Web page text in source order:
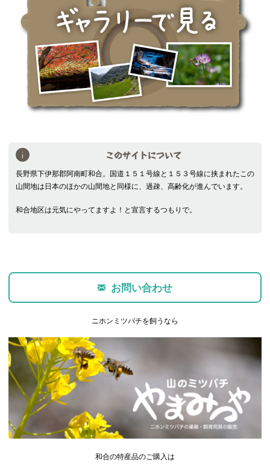
このサイトについて
長野県下伊那郡阿南町和合。国道１５１号線と１５３号線に挟まれたこの
山間地は日本のほかの山間地と同様に、過疎、高齢化が進んでいます。
和合地区は元気にやってますよ！と宣言するつもりで。
お問い合わせ
ニホンミツバチを飼うなら
和合の特産品のご購入は